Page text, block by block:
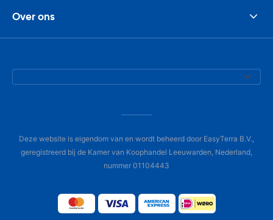
Over ons
Deze website is eigendom van en wordt beheerd door EasyTerra B.V.,
geregistreerd bij de Kamer van Koophandel Leeuwarden, Nederland,
nummer 01104443